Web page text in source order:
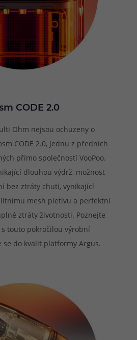
CODE 2.0
Ohm nejsou ochuzeny o
CODE 2.0, jednu z předních
přímo společností VooPoo.
dlouhou výdrž, možnost
bez ztráty chuti, vynikající
mesh pletivu a perfektní
ztráty životnosti. Poznejte
touto pokročilou výrobní
do kvalit platformy Argus.